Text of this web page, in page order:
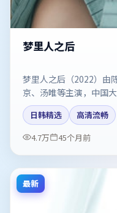
梦里人之后
梦里人之后（2022）由
京、汤唯等主演，中国
却充满张力，人物弧光
参考，上映日期以片方资
日韩精选
高清流畅
4.7万
45个月前
最新